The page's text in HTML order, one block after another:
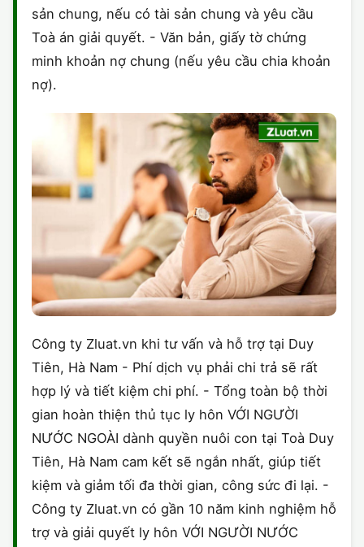
sản chung, nếu có tài sản chung và yêu cầu
Toà án giải quyết. - Văn bản, giấy tờ chứng
minh khoản nợ chung (nếu yêu cầu chia khoản
nợ).
Công ty Zluat.vn khi tư vấn và hỗ trợ tại Duy
Tiên, Hà Nam - Phí dịch vụ phải chi trả sẽ rất
hợp lý và tiết kiệm chi phí. - Tổng toàn bộ thời
gian hoàn thiện thủ tục ly hôn VỚI NGƯỜI
NƯỚC NGOÀI dành quyền nuôi con tại Toà Duy
Tiên, Hà Nam cam kết sẽ ngắn nhất, giúp tiết
kiệm và giảm tối đa thời gian, công sức đi lại. -
Công ty Zluat.vn có gần 10 năm kinh nghiệm hỗ
trợ và giải quyết ly hôn VỚI NGƯỜI NƯỚC